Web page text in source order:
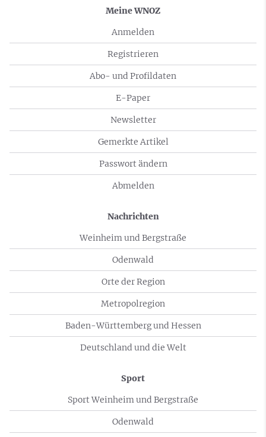
Meine WNOZ
Anmelden
Registrieren
Abo- und Profildaten
E-Paper
Newsletter
Gemerkte Artikel
Passwort ändern
Abmelden
Nachrichten
Weinheim und Bergstraße
Odenwald
Orte der Region
Metropolregion
Baden-Württemberg und Hessen
Deutschland und die Welt
Sport
Sport Weinheim und Bergstraße
Odenwald